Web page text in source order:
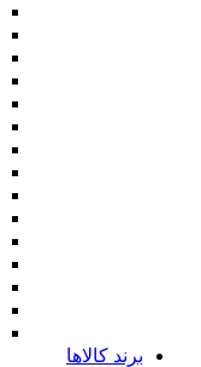
برند کالاها